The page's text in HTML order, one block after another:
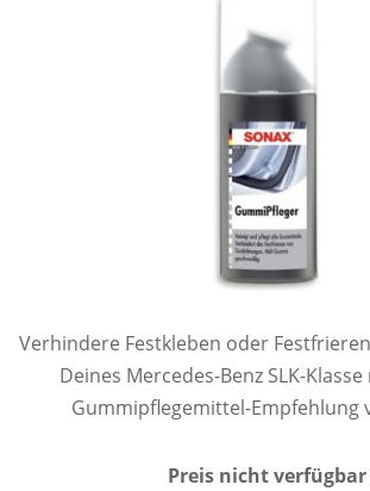
Verhindere Festkleben oder
Deines Mercedes-Benz SLK-
Gummipflegemittel-Empfehlung
Preis nicht verfügbar